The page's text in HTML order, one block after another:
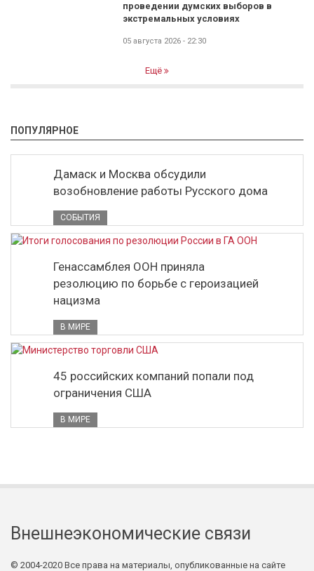
проведении думских выборов в
экстремальных условиях
05 августа 2026 - 22:30
Ещё
ПОПУЛЯРНОЕ
Дамаск и Москва обсудили
возобновление работы Русского дома
СОБЫТИЯ
Генассамблея ООН приняла
резолюцию по борьбе с героизацией
нацизма
В МИРЕ
45 российских компаний попали под
ограничения США
В МИРЕ
Внешнеэкономические связи
© 2004-2020 Все права на материалы, опубликованные на сайте